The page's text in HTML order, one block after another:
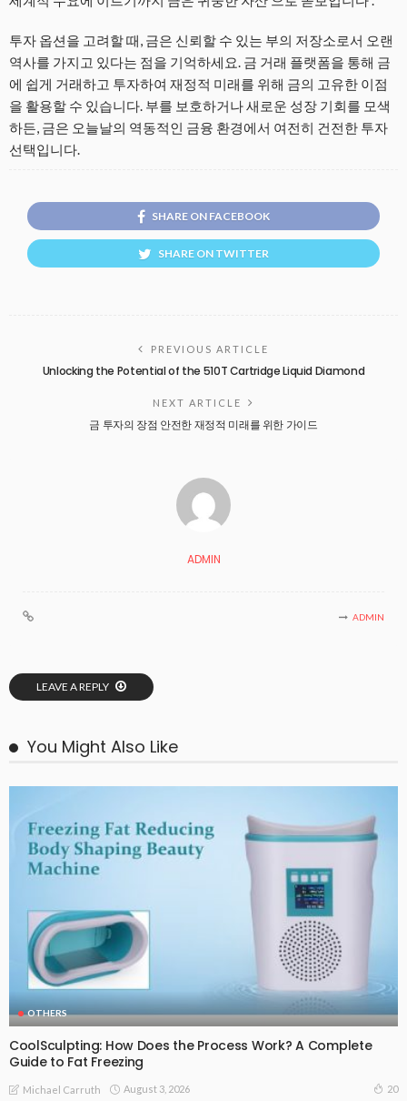
투자 옵션을 고려할 때, 금은 신뢰할 수 있는 부의 저장소로서 오랜
역사를 가지고 있다는 점을 기억하세요. 금 거래 플랫폼을 통해 금
에 쉽게 거래하고 투자하여 재정적 미래를 위해 금의 고유한 이점
을 활용할 수 있습니다. 부를 보호하거나 새로운 성장 기회를 모색
하든, 금은 오늘날의 역동적인 금융 환경에서 여전히 건전한 투자
선택입니다.
SHARE ON FACEBOOK
SHARE ON TWITTER
PREVIOUS ARTICLE
Unlocking the Potential of the 510T Cartridge Liquid Diamond
NEXT ARTICLE
금 투자의 장점 안전한 재정적 미래를 위한 가이드
ADMIN
ADMIN
LEAVE A REPLY
You Might Also Like
OTHERS
CoolSculpting: How Does the Process Work? A Complete
Guide to Fat Freezing
Michael Carruth August 3, 2026 20